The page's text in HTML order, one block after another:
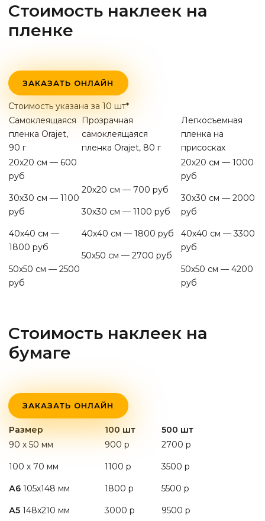
Стоимость наклеек на
пленке
ЗАКАЗАТЬ ОНЛАЙН
Стоимость указана за 10 шт*
Самоклеящаяся
пленка Orajet,
90 г
Прозрачная
самоклеящаяся
пленка Orajet, 80 г
Легкосъемная
пленка на
присосках
20х20 см — 600
руб
30х30 см — 1100
руб
40х40 см —
1800 руб
50х50 см — 2500
руб
20х20 см — 700 руб
30х30 см — 1100 руб
40х40 см — 1800 руб
50х50 см — 2700 руб
20х20 см — 1000
руб
30х30 см — 2000
руб
40х40 см — 3300
руб
50х50 см — 4200
руб
Стоимость наклеек на
бумаге
ЗАКАЗАТЬ ОНЛАЙН
Размер 100 шт
500 шт
90 х 50 мм
100 х 70 мм
А6 105х148 мм
А5 148х210 мм
900 р
1100 р
1800 р
3000 р
2700 р
3500 р
5500 р
9500 р